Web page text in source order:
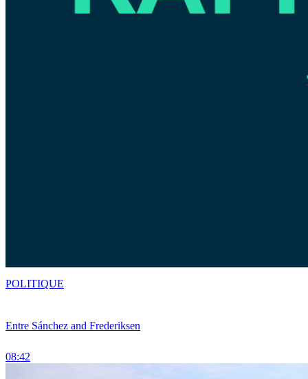
Entre Sánchez and Frederiksen
08:42
POLITIQUE